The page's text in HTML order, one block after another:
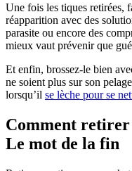
Une fois les tiques retirées,
réapparition avec des
parasite ou encore des
mieux vaut prévenir que
Et enfin, brossez-le bien
ne soient plus sur son
lorsqu’il se lèche pour se
Comment retirer
Le mot de la fin